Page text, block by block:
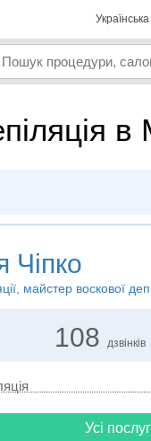
Українська
Чіпко
майстер воскової
108 дзвінків
Усі